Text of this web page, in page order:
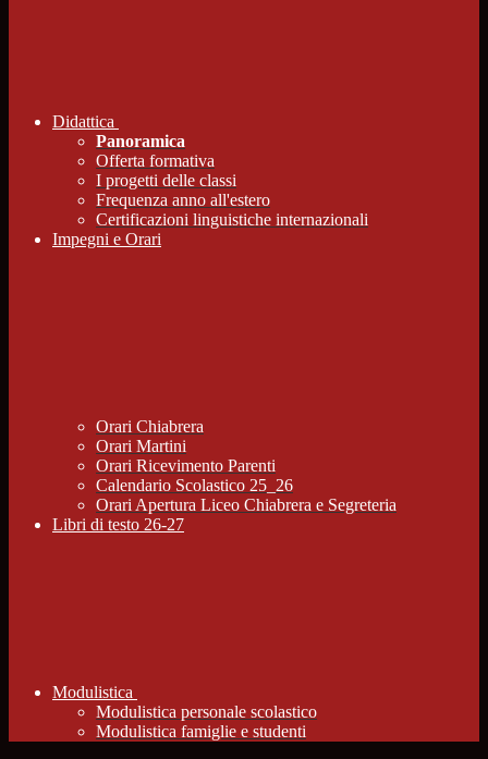
Didattica
Panoramica
Offerta formativa
I progetti delle classi
Frequenza anno all'estero
Certificazioni linguistiche internazionali
Impegni e Orari
Orari Chiabrera
Orari Martini
Orari Ricevimento Parenti
Calendario Scolastico 25_26
Orari Apertura Liceo Chiabrera e Segreteria
Libri di testo 26-27
Modulistica
Modulistica personale scolastico
Modulistica famiglie e studenti